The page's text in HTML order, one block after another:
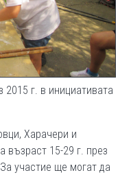
г. в инициативата
Харачери и
15-29 г. през
участие ще могат да